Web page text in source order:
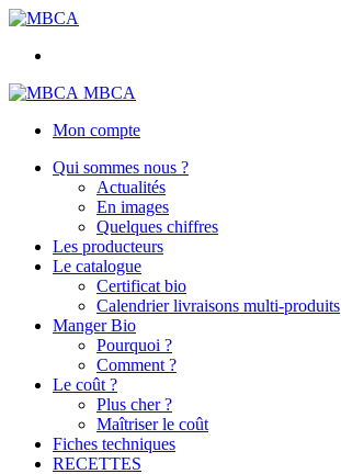
MBCA
Mon compte
Qui sommes nous ?
Actualités
En images
Quelques chiffres
Les producteurs
Le catalogue
Certificat bio
Calendrier livraisons multi-produits
Manger Bio
Pourquoi ?
Comment ?
Le coût ?
Plus cher ?
Maîtriser le coût
Fiches techniques
RECETTES